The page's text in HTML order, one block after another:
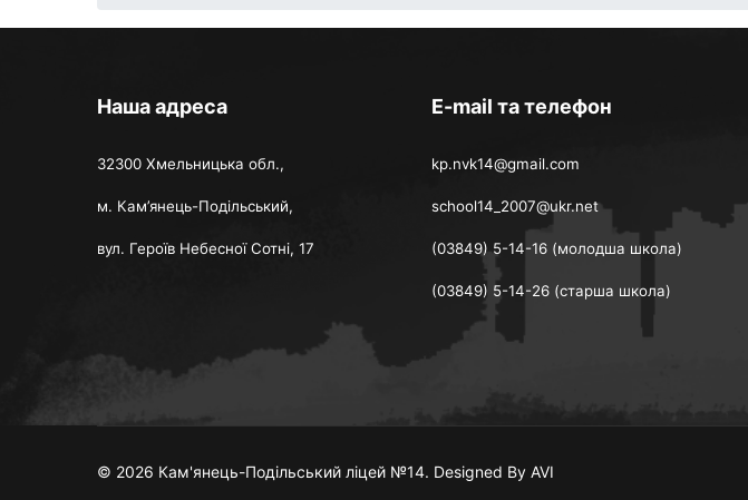
Наша адреса
32300 Хмельницька обл.,
м. Кам’янець-Подільський,
вул. Героїв Небесної Сотні, 17
E-mail та телефон
kp.nvk14@gmail.com
school14_2007@ukr.net
(03849) 5-14-16 (молодша школа)
(03849) 5-14-26 (старша школа)
© 2026 Кам'янець-Подільський ліцей №14. Designed By AVI